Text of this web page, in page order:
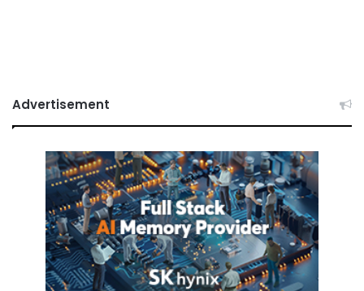
Advertisement